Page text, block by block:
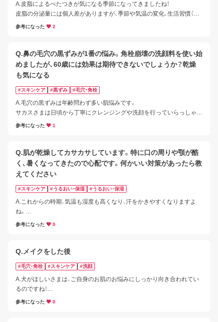
A.皮脂によるべたつきが気になる季節になってきましたね！
皮脂の分泌量には個人差がありますが、季節や気温の変化、生活習慣（ス
トレスや睡眠など）、肌の乾燥、食生活、紫外線など、さまざまな要因が重
があります。
べたつきが気になる方におすすめのスキンケア方法とアイテムをご紹介
参考になった 2
Q.鼻の毛穴の黒ずみが1番の悩み。角栓崩壊の洗顔料を使い始
めましたが、60歳には効果は期待できないでしょうか？乾燥
も気になる
#スキンケア #黒ずみ #毛穴・角栓
A.毛穴の黒ずみは年齢問わず多い肌悩みです。
サカスさまは日頃から丁寧にクレンジングや洗顔を行っていらっしゃる
とのこと、継続したケアをされている点はとても大切です。
参考になった 1
Q.肌が乾燥してカサカサしています。特に口の周りや顎が酷
く、暑くなってきたので心配です。何かいい対策があったら教
えてください
#スキンケア #うるおい・保湿 #うるおい・保湿
A.これからの時期、気温も湿度も高くなり、汗をかきやすくなりますよ
ね。
汗で流れ出てしまった分、うるおい補給を行いましょう。
参考になった 0
Q.メイクをした後
#毛穴・角栓 #スキンケア #洗顔
A.犬がほしいさまは、ご自身のお肌のお悩みにしっかり向き合われてい
るのですね！
毛穴の黒ずみにはさまざまな要因がありますが、主に「角栓による黒ず
参考になった 0